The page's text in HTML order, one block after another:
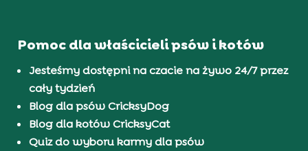
Pomoc dla właścicieli psów i kotów
Jesteśmy dostępni na czacie na żywo 24/7 przez
cały tydzień
Blog dla psów CricksyDog
Blog dla kotów CricksyCat
Quiz do wyboru karmy dla psów